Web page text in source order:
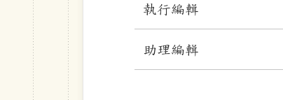
執行編輯
助理編輯